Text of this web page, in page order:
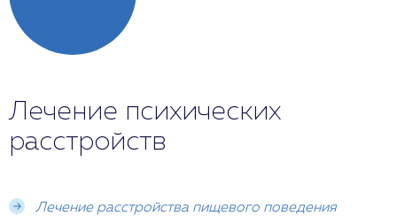
Лечение психических
расстройств
Лечение расстройства пищевого поведения